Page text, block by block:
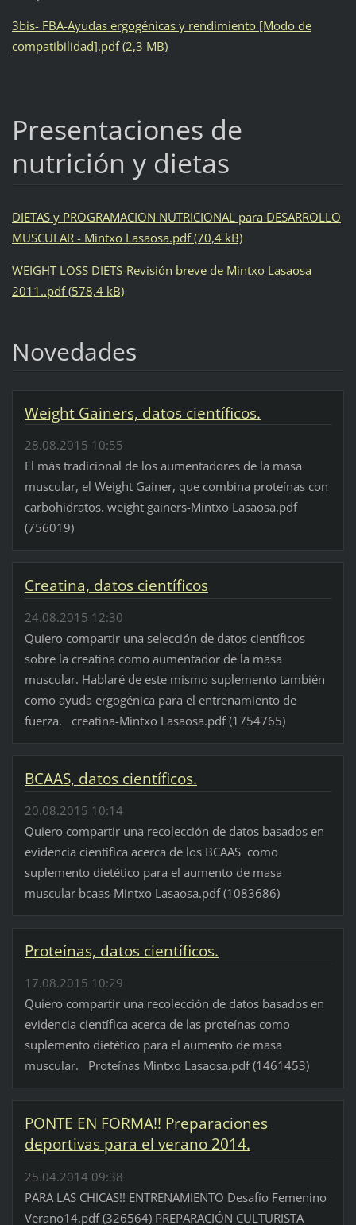
3bis- FBA-Ayudas ergogénicas y rendimiento [Modo de
compatibilidad].pdf (2,3 MB)
Presentaciones de
nutrición y dietas
DIETAS y PROGRAMACION NUTRICIONAL para DESARROLLO
MUSCULAR - Mintxo Lasaosa.pdf (70,4 kB)
WEIGHT LOSS DIETS-Revisión breve de Mintxo Lasaosa
2011..pdf (578,4 kB)
Novedades
Weight Gainers, datos científicos.
28.08.2015 10:55
El más tradicional de los aumentadores de la masa
muscular, el Weight Gainer, que combina proteínas con
carbohidratos. weight gainers-Mintxo Lasaosa.pdf
(756019)
Creatina, datos científicos
24.08.2015 12:30
Quiero compartir una selección de datos científicos
sobre la creatina como aumentador de la masa
muscular. Hablaré de este mismo suplemento también
como ayuda ergogénica para el entrenamiento de
fuerza. creatina-Mintxo Lasaosa.pdf (1754765)
BCAAS, datos científicos.
20.08.2015 10:14
Quiero compartir una recolección de datos basados en
evidencia científica acerca de los BCAAS como
suplemento dietético para el aumento de masa
muscular bcaas-Mintxo Lasaosa.pdf (1083686)
Proteínas, datos científicos.
17.08.2015 10:29
Quiero compartir una recolección de datos basados en
evidencia científica acerca de las proteínas como
suplemento dietético para el aumento de masa
muscular. Proteínas Mintxo Lasaosa.pdf (1461453)
PONTE EN FORMA!! Preparaciones
deportivas para el verano 2014.
25.04.2014 09:38
PARA LAS CHICAS!! ENTRENAMIENTO Desafío Femenino
Verano14.pdf (326564) PREPARACIÓN CULTURISTA